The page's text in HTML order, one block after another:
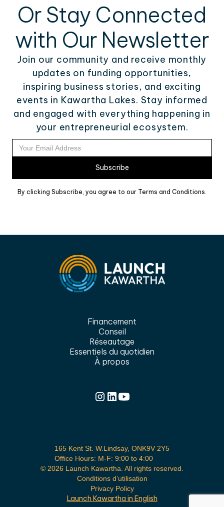
Or Stay Connected
with Our Newsletter
Join our community and receive monthly
updates on funding opportunities,
inspiring business stories, and exciting
events in Kawartha Lakes. Stay informed
and engaged with everything happening in
your entrepreneurial ecosystem.
By clicking Subscribe, you agree to our Terms and Conditions.
Financement
Conseil
Réseautage
Essentiels du quotidien
À propos
165 Kent St. W.Lindsay, ONK9V 2Y5
Office Hours: M-F: 9:00 to 4:00
© 2026 Launch Kawartha. All rights reserved.
Conditions d’utilisation
Privacy Policy
Launch Kawartha in English